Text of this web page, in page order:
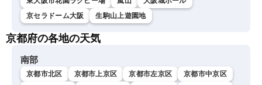
京セラドーム大阪
生駒山上遊園地
京都府の各地の天気
南部
京都市北区 京都市上京区 京都市左京区
京都市中京区